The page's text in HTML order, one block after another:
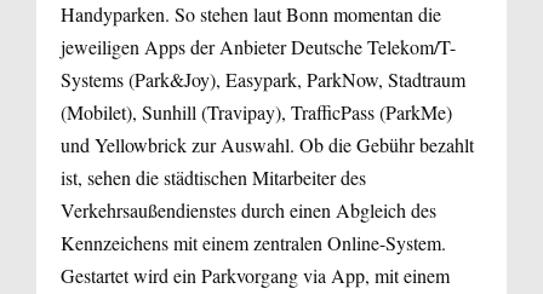
Handyparken. So stehen laut Bonn momentan die
jeweiligen Apps der Anbieter Deutsche Telekom/T-
Systems (Park&Joy), Easypark, ParkNow, Stadtraum
(Mobilet), Sunhill (Travipay), TrafficPass (ParkMe)
und Yellowbrick zur Auswahl. Ob die Gebühr bezahlt
ist, sehen die städtischen Mitarbeiter des
Verkehrsaußendienstes durch einen Abgleich des
Kennzeichens mit einem zentralen Online-System.
Gestartet wird ein Parkvorgang via App, mit einem